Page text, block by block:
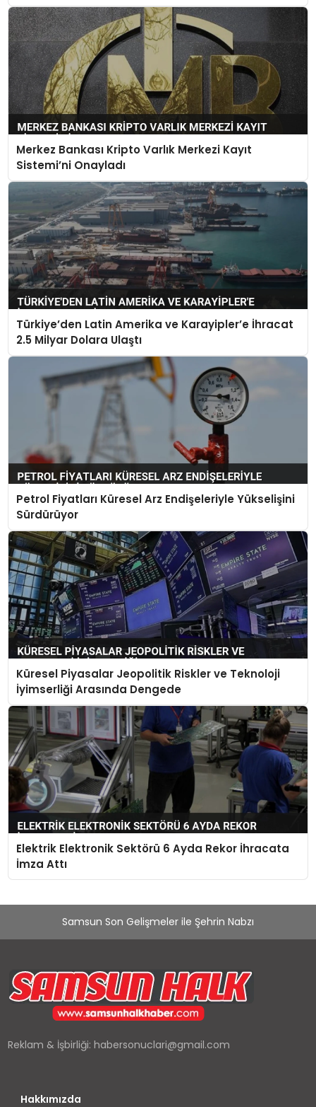
Merkez Bankası Kripto Varlık Merkezi Kayıt
Sistemi’ni Onayladı
Türkiye’den Latin Amerika ve Karayipler’e İhracat
2.5 Milyar Dolara Ulaştı
Petrol Fiyatları Küresel Arz Endişeleriyle Yükselişini
Sürdürüyor
Küresel Piyasalar Jeopolitik Riskler ve Teknoloji
İyimserliği Arasında Dengede
Elektrik Elektronik Sektörü 6 Ayda Rekor İhracata
İmza Attı
Samsun Son Gelişmeler ile Şehrin Nabzı
Reklam & İşbirliği:habersonuclari@gmail.com
Hakkımızda